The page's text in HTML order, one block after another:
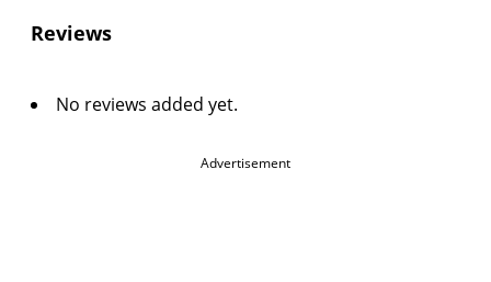
Reviews
No reviews added yet.
Advertisement